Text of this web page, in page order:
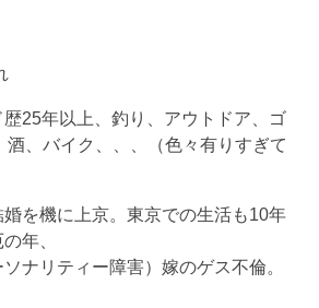
25年以上、釣り、アウトドア、ゴ
酒、バイク、、、（色々有りすぎて
を機に上京。東京での生活も10年
年、
ナリティー障害）嫁のゲス不倫。